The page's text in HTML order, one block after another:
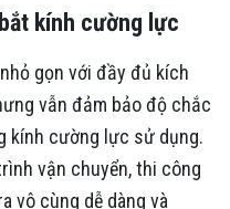
kính cường lực
gọn với đầy đủ kích
vẫn đảm bảo độ chắc
kính cường lực sử dụng.
vận chuyển, thi công
vô cùng dễ dàng và